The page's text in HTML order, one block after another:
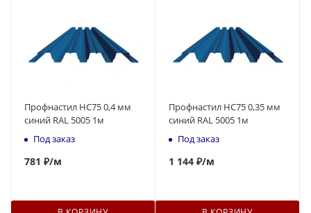
Профнастил НС75 0,4 мм
синий RAL 5005 1м
Под заказ
781 ₽/м
Профнастил НС75 0,35 мм
синий RAL 5005 1м
Под заказ
1 144 ₽/м